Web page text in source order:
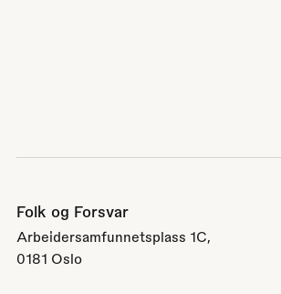
Folk og Forsvar
Arbeidersamfunnetsplass 1C,
0181 Oslo